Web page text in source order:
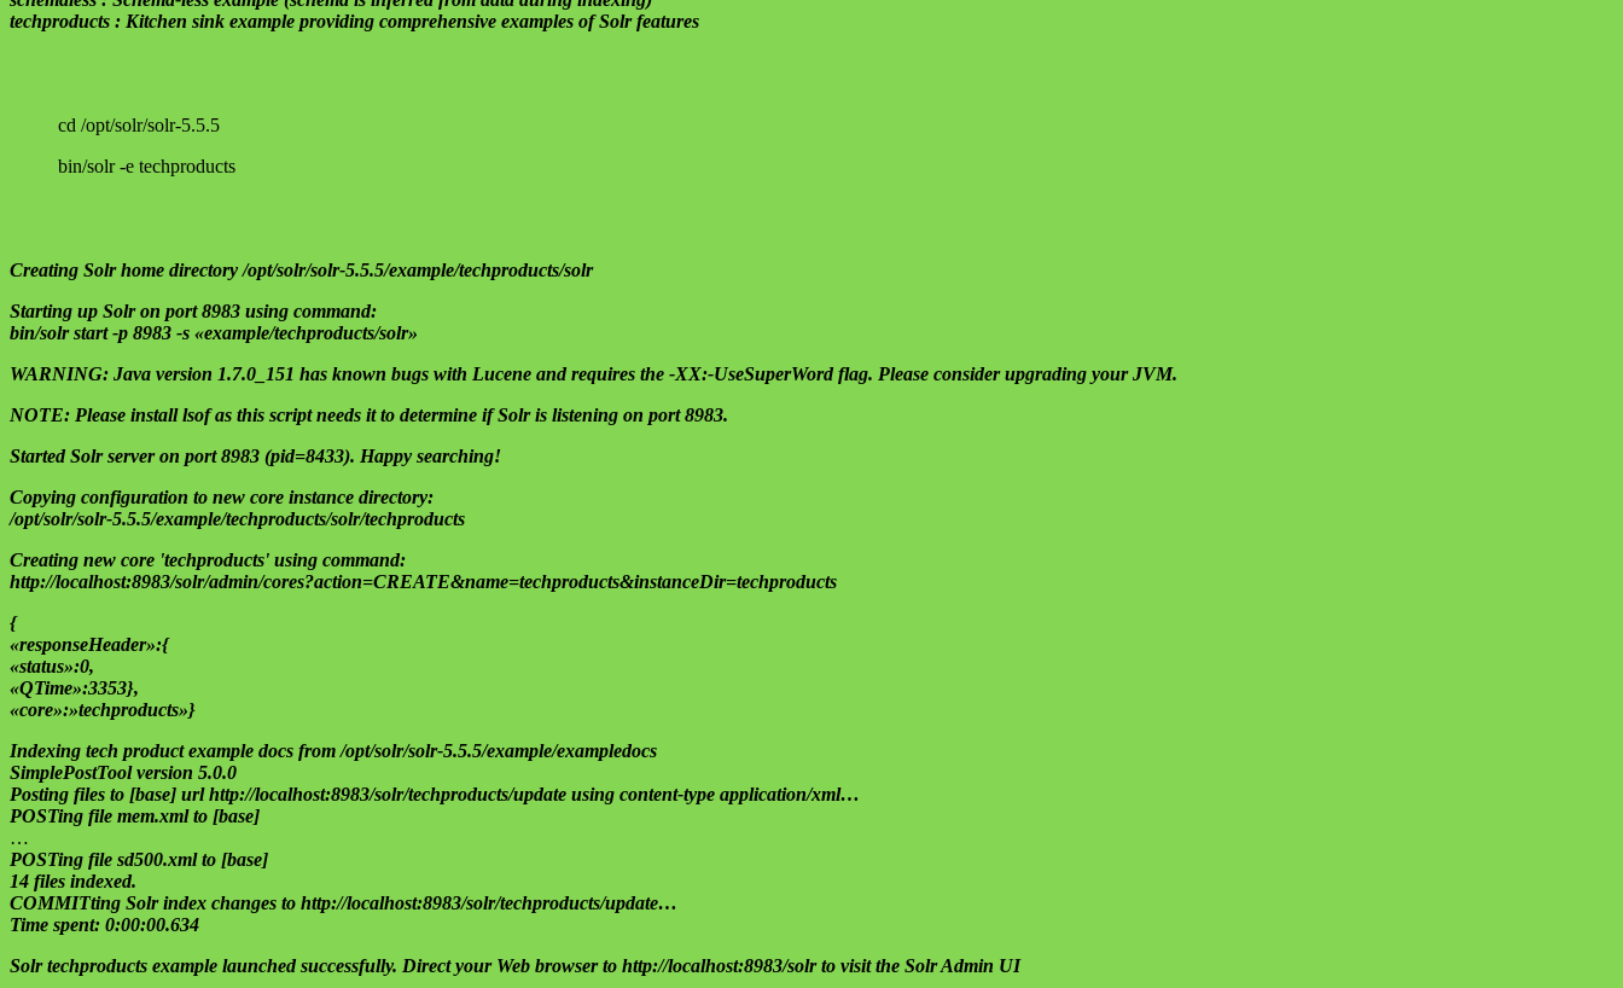
techproducts : Kitchen sink example providing comprehensive examples of Solr features
cd /opt/solr/solr-5.5.5
bin/solr -e techproducts
Creating Solr home directory /opt/solr/solr-5.5.5/example/techproducts/solr
Starting up Solr on port 8983 using command:
bin/solr start -p 8983 -s «example/techproducts/solr»
WARNING: Java version 1.7.0_151 has known bugs with Lucene and requires the -XX:-UseSuperWord flag. Please consider upgrading your JVM.
NOTE: Please install lsof as this script needs it to determine if Solr is listening on port 8983.
Started Solr server on port 8983 (pid=8433). Happy searching!
Copying configuration to new core instance directory:
/opt/solr/solr-5.5.5/example/techproducts/solr/techproducts
Creating new core 'techproducts' using command:
http://localhost:8983/solr/admin/cores?action=CREATE&name=techproducts&instanceDir=techproducts
{
«responseHeader»:{
«status»:0,
«QTime»:3353},
«core»:»techproducts»}
Indexing tech product example docs from /opt/solr/solr-5.5.5/example/exampledocs
SimplePostTool version 5.0.0
Posting files to [base] url http://localhost:8983/solr/techproducts/update using content-type application/xml…
POSTing file mem.xml to [base]
…
POSTing file sd500.xml to [base]
14 files indexed.
COMMITting Solr index changes to http://localhost:8983/solr/techproducts/update…
Time spent: 0:00:00.634
Solr techproducts example launched successfully. Direct your Web browser to http://localhost:8983/solr to visit the Solr Admin UI